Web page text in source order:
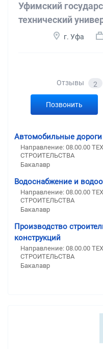
Уфимский
технический
г. Уфа
Отзывы 2
Позвонить
Автомобильные дороги
Направление: 08.00.00
СТРОИТЕЛЬСТВА
Бакалавр
Водоснабжение и
Направление: 08.00.00
СТРОИТЕЛЬСТВА
Бакалавр
Производство
конструкций
Направление: 08.00.00
СТРОИТЕЛЬСТВА
Бакалавр